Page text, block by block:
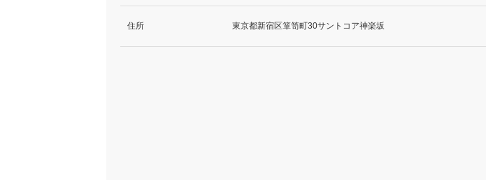
住所 東京都新宿区箪笥町30サントコア神楽坂